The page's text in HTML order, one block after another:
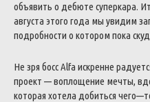
объявить о дебюте суперкара.
августа этого года мы увидим
подробности о котором пока
Не зря боссAlfa искренне
проект —воплощение мечты,
которая хотела добиться чего—